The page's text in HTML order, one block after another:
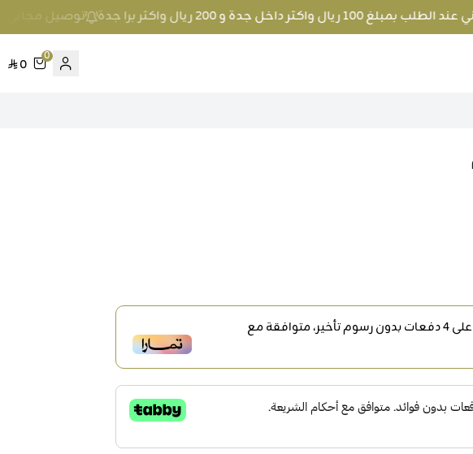
واكثر داخل جدة و 200 ريال واكثر برا جدة توصيل مجاني عند الطلب بمبلغ 100 ريال
0
0
على4دفعات بدون رسوم تأخير، متوافقة مع